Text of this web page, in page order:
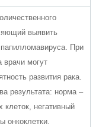
выявить
папилломавируса. При
врачи могут
развития рака.
результата: норма –
клеток, негативный
онкоклетки.